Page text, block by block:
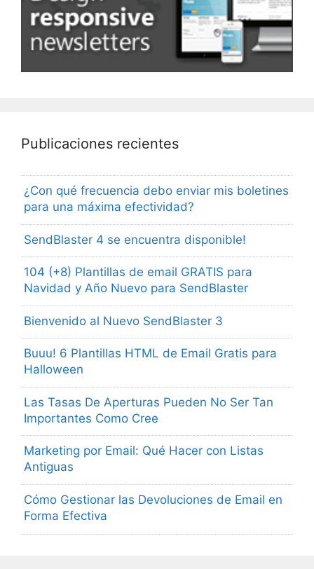
Publicaciones recientes
¿Con qué frecuencia debo enviar mis boletines
para una máxima efectividad?
SendBlaster 4 se encuentra disponible!
104 (+8) Plantillas de email GRATIS para
Navidad y Año Nuevo para SendBlaster
Bienvenido al Nuevo SendBlaster 3
Buuu! 6 Plantillas HTML de Email Gratis para
Halloween
Las Tasas De Aperturas Pueden No Ser Tan
Importantes Como Cree
Marketing por Email: Qué Hacer con Listas
Antiguas
Cómo Gestionar las Devoluciones de Email en
Forma Efectiva